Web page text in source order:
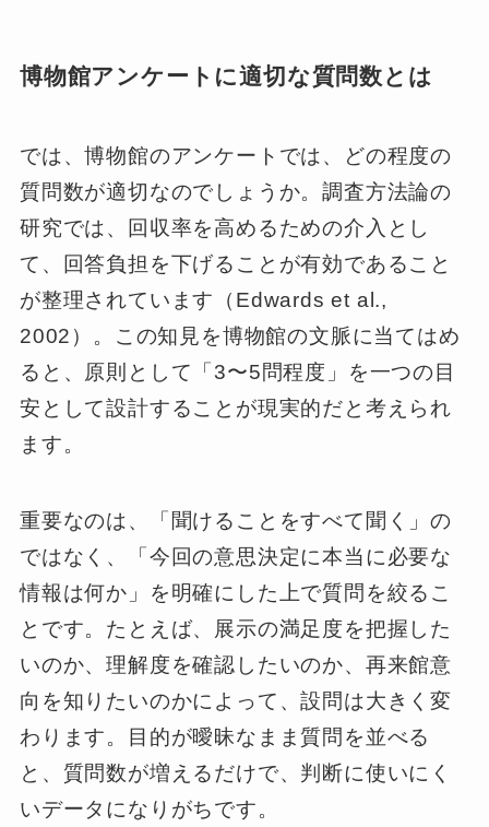
博物館アンケートに適切な質問数とは
では、博物館のアンケートでは、どの程度の
質問数が適切なのでしょうか。調査方法論の
研究では、回収率を高めるための介入とし
て、回答負担を下げることが有効であること
が整理されています（Edwards et al.,
2002）。この知見を博物館の文脈に当てはめ
ると、原則として「3〜5問程度」を一つの目
安として設計することが現実的だと考えられ
ます。
重要なのは、「聞けることをすべて聞く」の
ではなく、「今回の意思決定に本当に必要な
情報は何か」を明確にした上で質問を絞るこ
とです。たとえば、展示の満足度を把握した
いのか、理解度を確認したいのか、再来館意
向を知りたいのかによって、設問は大きく変
わります。目的が曖昧なまま質問を並べる
と、質問数が増えるだけで、判断に使いにく
いデータになりがちです。